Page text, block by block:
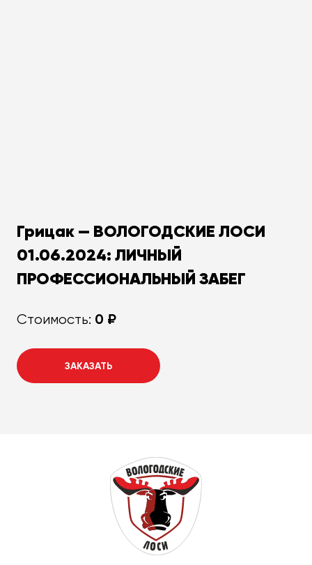
Грицак — ВОЛОГОДСКИЕ ЛОСИ
01.06.2024: ЛИЧНЫЙ
ПРОФЕССИОНАЛЬНЫЙ ЗАБЕГ
Стоимость: 0 ₽
ЗАКАЗАТЬ